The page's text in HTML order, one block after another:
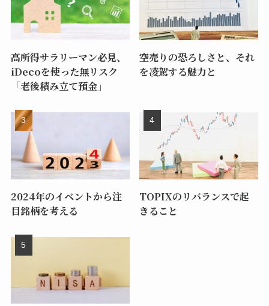
高所得サラリーマン必見、
iDecoを使った無リスク
「老後積み立て預金」
空売りの恐ろしさと、それ
を凌駕する魅力と
2024年のイベントから注
目銘柄を考える
TOPIXのリバランスで起
きること